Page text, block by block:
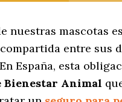
nuestras mascotas
entre sus
España, esta
Bienestar Animal